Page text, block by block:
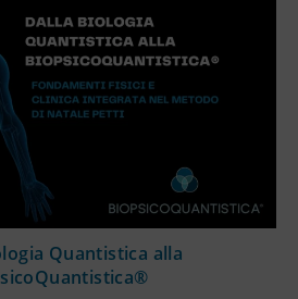
Quantistica alla